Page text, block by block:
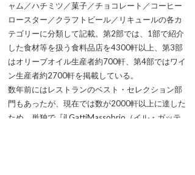
ャム／ハチミツ／菓子／チョコレート／コーヒー
ロースター／クラフトビール／リキュールの各カ
テゴリーに分類して記載。第2部では、1部で紹介
した食材等を扱う食料品店を4300軒以上、第3部
はオリーブオイル生産者約700軒、第4部ではワイ
ン生産者約2700軒を掲載している。
数年前にはレストランのベスト・セレクション部
門もあったが、現在では数が2000軒以上に達した
ため、単独で『il GattiMassobrio（イル・ガッテ